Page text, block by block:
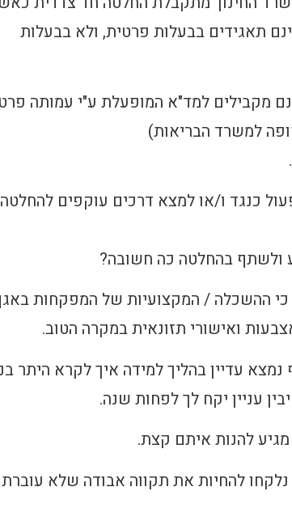
הינם תאגידים בבעלות פרטית, ולא בבעלות
מקבילים למד"א המופעלת ע"י עמותה
למשרד הבריאות)
כנגד ו/או למצא דרכים עוקפים
ולשתף בהחלטה כה חשובה?
ההשכלה / המקצועיות של המפקחות
ואישורי תזונאית במקרה הטוב.
עדיין בהליך למידה איך לקרא היתר
עניין יקח לך לפחות שנה.
להנות איתם קצת.
ש"ח לא נלקחו להחיות את תקווה אבודה שלא עוברת